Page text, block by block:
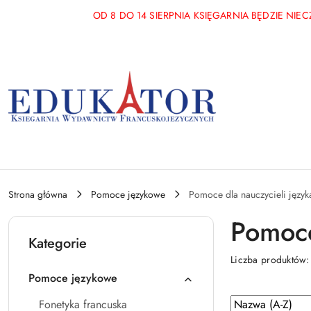
Przejdź do treści głównej
Przejdź do wyszukiwarki
Przejdź do moje konto
Przejdź do menu głównego
Przejdź do stopkiOD 8 DO 14 SIERPNIA KSIĘGARNIA BĘDZIE
Strona główna Pomoce językowe Pomoce dla nauczycieli
Kategorie
Pomoce językowe
Fonetyka francuska
Liczba
Zastosowano
Sortuj